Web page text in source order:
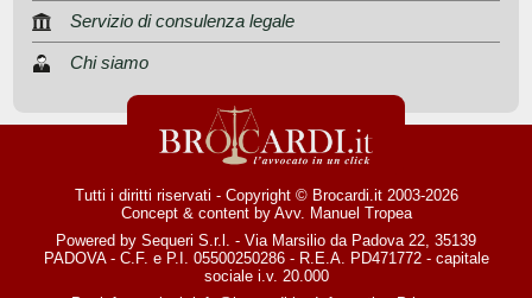
Servizio di consulenza legale
Chi siamo
Tutti i diritti riservati - Copyright © Brocardi.it 2003-2026
Concept & content by Avv. Manuel Tropea
Powered by Sequeri S.r.l. - Via Marsilio da Padova 22, 35139
PADOVA - C.F. e P.I. 05500250286 - R.E.A. PD471772 - capitale
sociale i.v. 20.000